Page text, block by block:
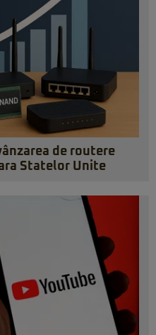
de routere
Statelor Unite